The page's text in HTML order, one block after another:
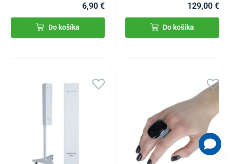
6,90 €
Do košíka
129,00 €
Do košíka